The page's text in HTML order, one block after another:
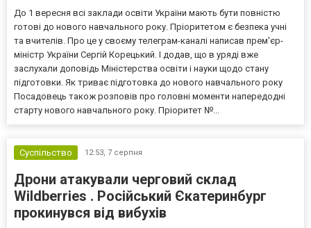
До 1 вересня всі заклади освіти України мають бути повністю
готові до нового навчального року. Пріоритетом є безпека учні
та вчителів. Про це у своєму телеграм-каналі написав прем'єр-
міністр України Сергій Корецький. І додав, що в уряді вже
заслухали доповідь Міністерства освіти і науки щодо стану
підготовки. Як триває підготовка до нового навчального року
Посадовець також розповів про головні моменти напередодні
старту нового навчального року. Пріоритет №...
Суспільство 12:53, 7 серпня
Дрони атакували черговий склад
Wildberries . Російський Єкатеринбург
прокинувся від вибухів